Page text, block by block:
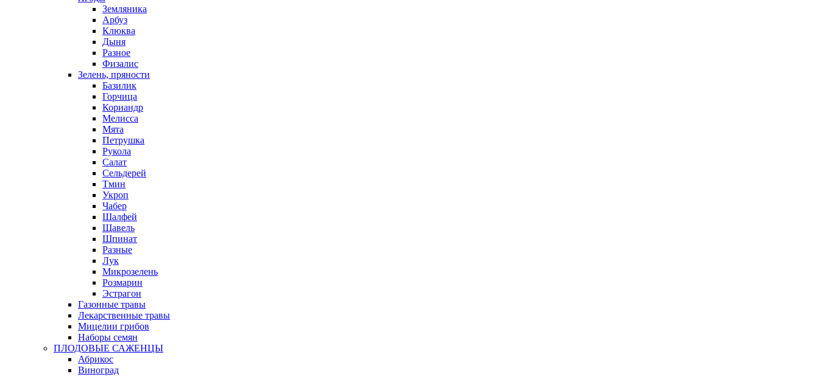
Земляника
Арбуз
Клюква
Дыня
Разное
Физалис
Зелень, пряности
Базилик
Горчица
Кориандр
Мелисса
Мята
Петрушка
Рукола
Салат
Сельдерей
Тмин
Укроп
Чабер
Шалфей
Щавель
Шпинат
Разные
Лук
Микрозелень
Розмарин
Эстрагон
Газонные травы
Лекарственные травы
Мицелии грибов
Наборы семян
ПЛОДОВЫЕ САЖЕНЦЫ
Абрикос
Виноград